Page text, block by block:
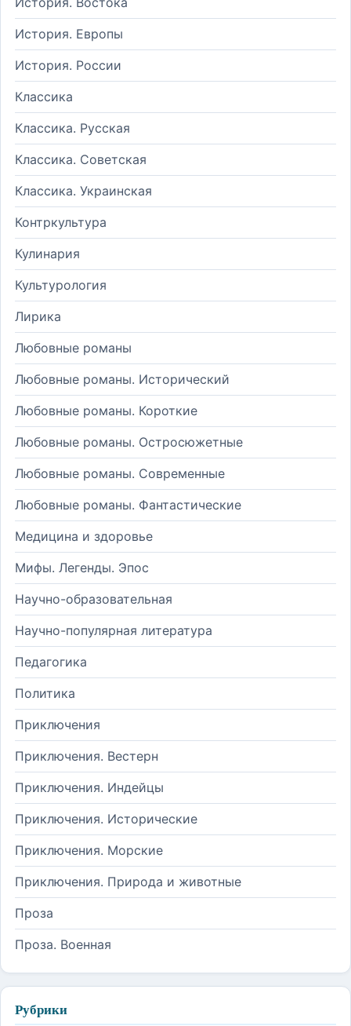
История. Европы
История. России
Классика
Классика. Русская
Классика. Советская
Классика. Украинская
Контркультура
Кулинария
Культурология
Лирика
Любовные романы
Любовные романы. Исторический
Любовные романы. Короткие
Любовные романы. Остросюжетные
Любовные романы. Современные
Любовные романы. Фантастические
Медицина и здоровье
Мифы. Легенды. Эпос
Научно-образовательная
Научно-популярная литература
Педагогика
Политика
Приключения
Приключения. Вестерн
Приключения. Индейцы
Приключения. Исторические
Приключения. Морские
Приключения. Природа и животные
Проза
Проза. Военная
Рубрики